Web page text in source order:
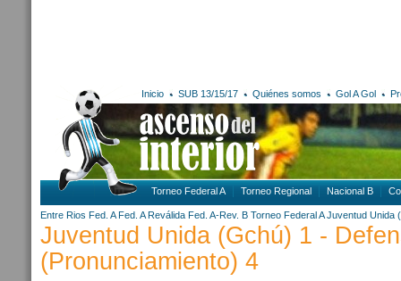
Inicio SUB 13/15/17 Quiénes somos Gol A Gol
Torneo Federal A Torneo Regional Nacional B
Entre Rios Fed. A Fed. A Reválida Fed. A-Rev. B Torneo Federal A Juventud Unida
Juventud Unida (Gchú) 1 -
(Pronunciamiento) 4